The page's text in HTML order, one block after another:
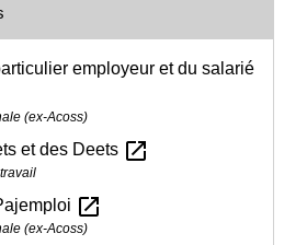
employeur et du salarié
(ex-Acoss)
et des Deets open_in_new
open_in_new
(ex-Acoss)